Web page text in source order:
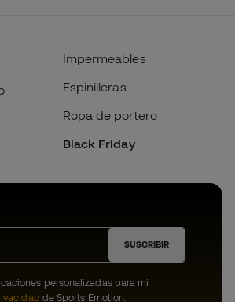
Impermeables
Espinilleras
Ropa de portero
Black Friday
SUSCRIBIR
personalizadas para mi
de Sports Emotion.